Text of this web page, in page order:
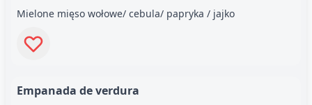
Mielone mięso wołowe/ cebula/ papryka / jajko
Empanada de verdura